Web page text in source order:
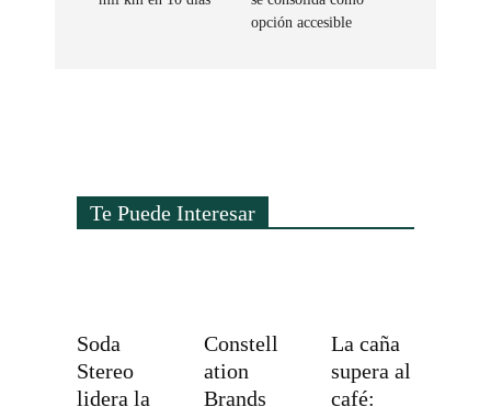
opción accesible
Te Puede Interesar
Soda
Stereo
lidera la
Constell
ation
Brands
La caña
supera al
café: